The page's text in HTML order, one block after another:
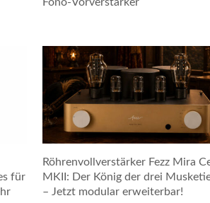
für
Röhrenvollverstärker Fezz Mira
MKII: Der König der drei
– Jetzt modular erweiterbar!